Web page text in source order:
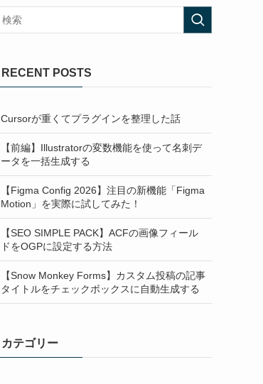
RECENT POSTS
Cursorが重くてプラグインを整理した話
【前編】Illustratorの変数機能を使って名刺デ
ータを一括生成する
【Figma Config 2026】注目の新機能「Figma
Motion」を実際に試してみた！
【SEO SIMPLE PACK】ACFの画像フィール
ドをOGPに設定する方法
【Snow Monkey Forms】カスタム投稿の記事
タイトルをチェックボックスに自動生成する
カテゴリー